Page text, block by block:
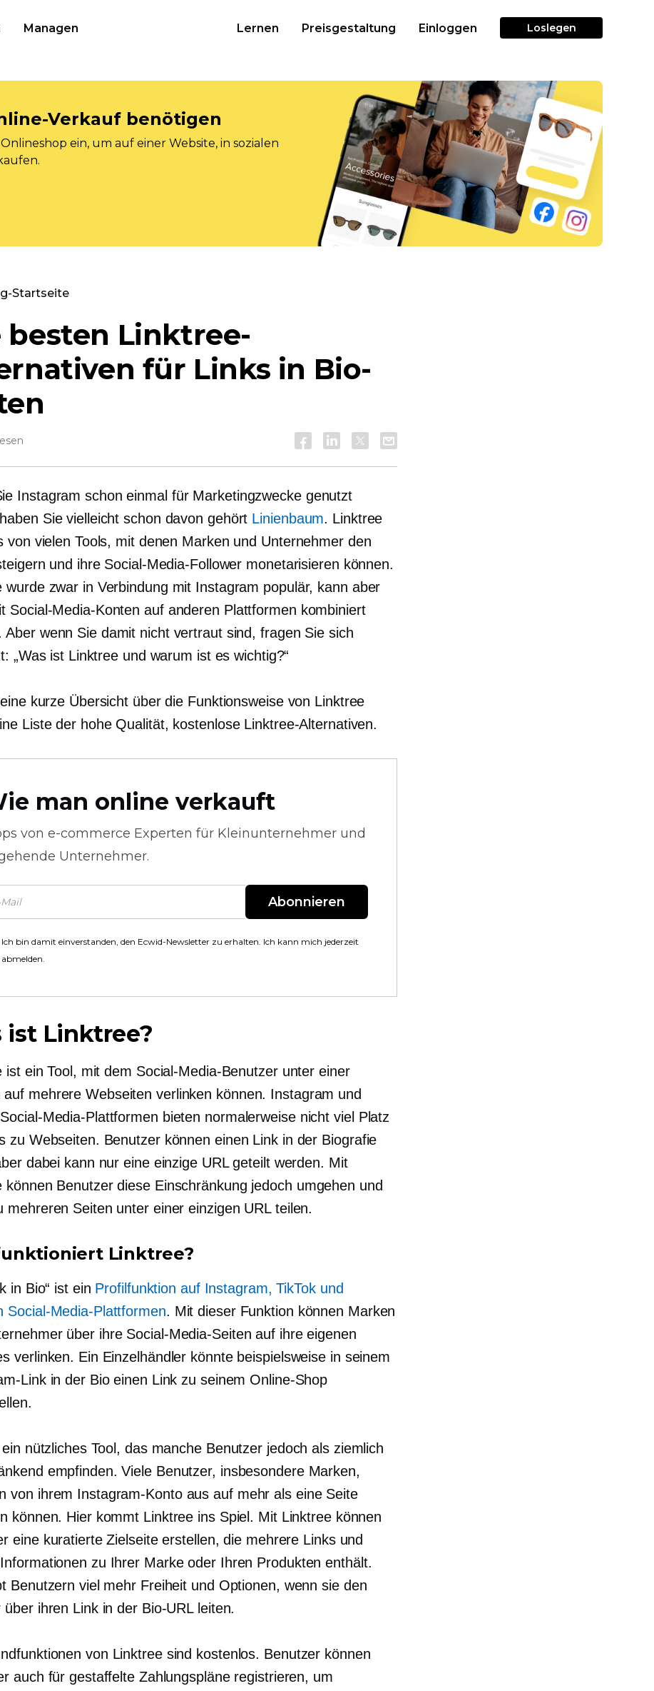
Managen Lernen Preisgestaltung Einloggen Loslegen
Verkauf benötigen
ein, um auf einer Website, in sozialen
Startseite
besten Linktree-
für Links in Bio-
Instagram schon einmal für Marketingzwecke genutzt
Sie vielleicht schon davon gehört Linienbaum. Linktree
von vielen Tools, mit denen Marken und Unternehmer den
und ihre Social-Media-Follower monetarisieren können.
wurde zwar in Verbindung mit Instagram populär, kann aber
Social-Media-Konten auf anderen Plattformen kombiniert
Aber wenn Sie damit nicht vertraut sind, fragen Sie sich
„Was ist Linktree und warum ist es wichtig?“
kurze Übersicht über die Funktionsweise von Linktree
Liste der hohe Qualität, kostenlose Linktree-Alternativen.
man online verkauft
von e-commerce Experten für Kleinunternehmer und
Unternehmer.
Abonnieren
Ich bin damit einverstanden, den Ecwid-Newsletter zu erhalten. Ich kann mich jederzeit
abmelden.
ist Linktree?
ist ein Tool, mit dem Social-Media-Benutzer unter einer
auf mehrere Webseiten verlinken können. Instagram und
Media-Plattformen bieten normalerweise nicht viel Platz
zu Webseiten. Benutzer können einen Link in der Biografie
dabei kann nur eine einzige URL geteilt werden. Mit
können Benutzer diese Einschränkung jedoch umgehen und
mehreren Seiten unter einer einzigen URL teilen.
Linktree?
in Bio“ ist ein Profilfunktion auf Instagram, TikTok und
Social-Media-Plattformen. Mit dieser Funktion können Marken
über ihre Social-Media-Seiten auf ihre eigenen
verlinken. Ein Einzelhändler könnte beispielsweise in seinem
Link in der Bio einen Link zu seinem Online-Shop
nützliches Tool, das manche Benutzer jedoch als ziemlich
empfinden. Viele Benutzer, insbesondere Marken,
von ihrem Instagram-Konto aus auf mehr als eine Seite
können. Hier kommt Linktree ins Spiel. Mit Linktree können
eine kuratierte Zielseite erstellen, die mehrere Links und
zu Ihrer Marke oder Ihren Produkten enthält.
Benutzern viel mehr Freiheit und Optionen, wenn sie den
über ihren Link in der Bio-URL leiten.
von Linktree sind kostenlos. Benutzer können
auch für gestaffelte Zahlungspläne registrieren, um